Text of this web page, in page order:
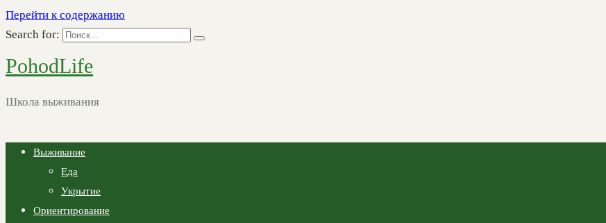
Перейти к содержанию
Search for:
PohodLife
Школа выживания
Выживание
Еда
Укрытие
Ориентирование